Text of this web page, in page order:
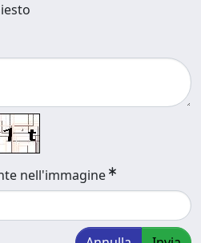
nell'immagine